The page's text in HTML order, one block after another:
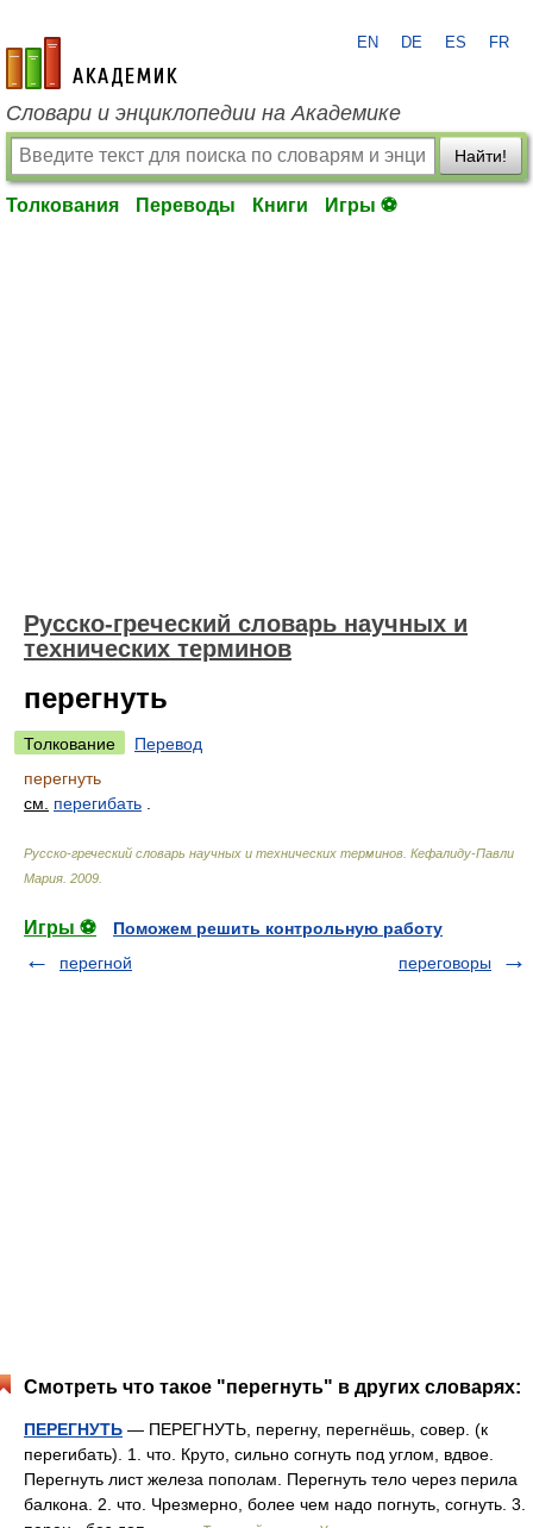
academic.ru
EN DE ES FR
Словари и энциклопедии на Академике
Найти!
Толкования Переводы Книги Игры ⚽
Русско-греческий словарь научных и
технических терминов
перегнуть
Толкование
Перевод
перегнуть
см.
перегибать
Русско-греческий словарь научных и технических терминов Кефалиду-Павли
Мария 2009
Игры ⚽
Поможем решить контрольную работу
перегной
переговоры
Смотреть что такое "перегнуть" в других словарях:
ПЕРЕГНУТЬ — ПЕРЕГНУТЬ, перегну, перегнёшь, совер. (к
перегибать). 1. что. Круто, сильно согнуть под углом, вдвое.
Перегнуть лист железа пополам. Перегнуть тело через перила
балкона. 2. что. Чрезмерно, более чем надо погнуть, согнуть. 3.